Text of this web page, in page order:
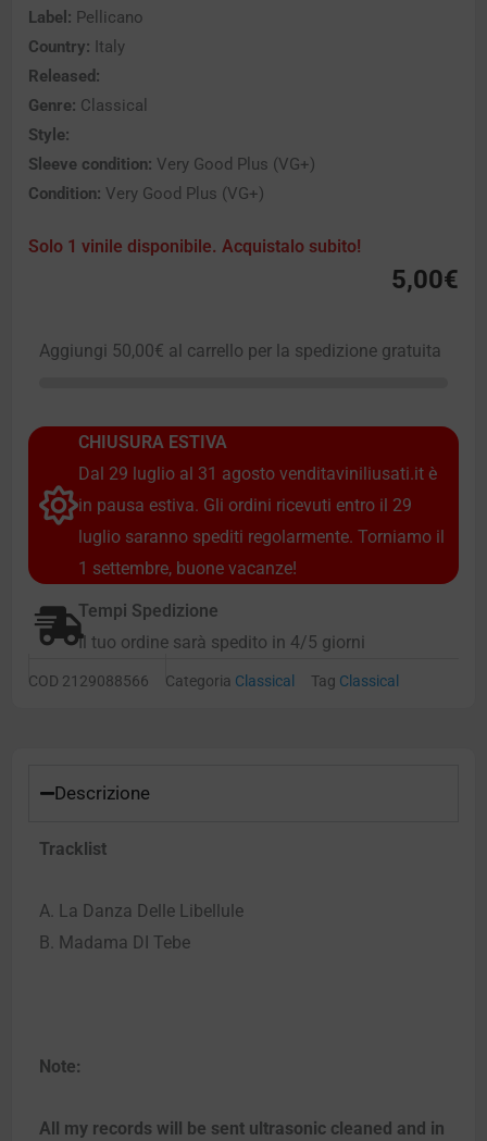
Label: Pellicano
Country: Italy
Released:
Genre: Classical
Style:
Sleeve condition: Very Good Plus (VG+)
Condition: Very Good Plus (VG+)
Solo 1 vinile disponibile. Acquistalo subito!
5,00€
Aggiungi 50,00€ al carrello per la spedizione gratuita
CHIUSURA ESTIVA
Dal 29 luglio al 31 agosto venditaviniliusati.it è
in pausa estiva. Gli ordini ricevuti entro il 29
luglio saranno spediti regolarmente. Torniamo il
1 settembre, buone vacanze!
Tempi Spedizione
Il tuo ordine sarà spedito in 4/5 giorni
COD 2129088566 Categoria Classical Tag Classical
Descrizione
Tracklist
A. La Danza Delle Libellule
B. Madama DI Tebe
Note:
All my records will be sent ultrasonic cleaned and in